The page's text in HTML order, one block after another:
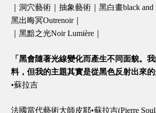
｜洞穴藝術｜抽象藝術｜黑白畫black and
黑出晦冥Outrenoir｜
｜黑黯之光Noir Lumière｜
「黑會隨著光線變化而產生不同面貌。
料，但我的主題其實是從黑色反射出來的
•蘇拉吉
法國當代藝術大師皮耶•蘇拉吉(Pierre